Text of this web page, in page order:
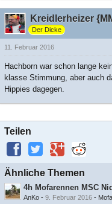
Kreidlerheizer
Der Dicke
11. Februar 2016
Hachborn war schon lange
klasse Stimmung, aber auch
Hippies dagegen.
Teilen
Ähnliche Themen
4h Mofarennen MSC
AnKo - 9. Februar 2016 -